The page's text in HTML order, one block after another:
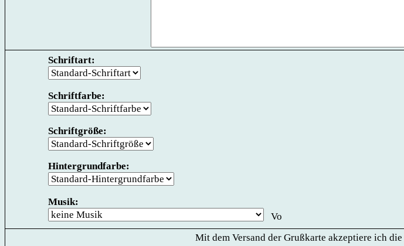
Schriftart:
Schriftfarbe:
Schriftgröße:
Hintergrundfarbe:
Musik:
Mit dem Versand der Grußkarte akzeptiere ich die